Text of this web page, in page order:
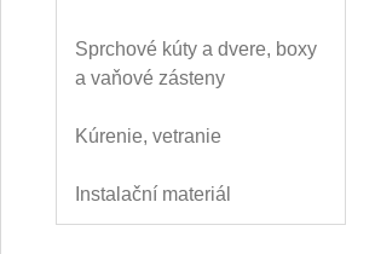
Sprchové kúty a dvere, boxy
a vaňové zásteny
Kúrenie, vetranie
Instalační materiál